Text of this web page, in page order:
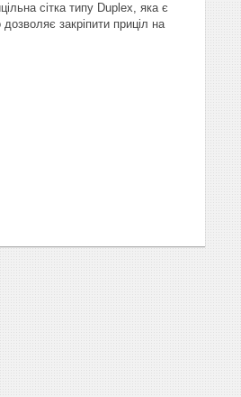
сітка типу Duplex, яка є
закріпити приціл на